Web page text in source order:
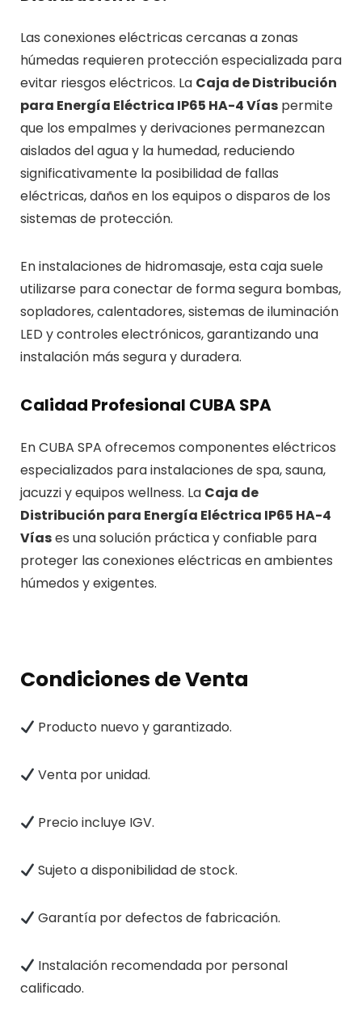
Las conexiones eléctricas cercanas a zonas
húmedas requieren protección especializada para
evitar riesgos eléctricos. La Caja de Distribución
para Energía Eléctrica IP65 HA-4 Víaspermite
que los empalmes y derivaciones permanezcan
aislados del agua y la humedad, reduciendo
significativamente la posibilidad de fallas
eléctricas, daños en los equipos o disparos de los
sistemas de protección.
En instalaciones de hidromasaje, esta caja suele
utilizarse para conectar de forma segura bombas,
sopladores, calentadores, sistemas de iluminación
LED y controles electrónicos, garantizando una
instalación más segura y duradera.
Calidad Profesional CUBA SPA
En CUBA SPA ofrecemos componentes eléctricos
especializados para instalaciones de spa, sauna,
jacuzzi y equipos wellness. La Caja de
Distribución para Energía Eléctrica IP65 HA-4
Víases una solución práctica y confiable para
proteger las conexiones eléctricas en ambientes
húmedos y exigentes.
Condiciones de Venta
Producto nuevo y garantizado.
Venta por unidad.
Precio incluye IGV.
Sujeto a disponibilidad de stock.
Garantía por defectos de fabricación.
Instalación recomendada por personal
calificado.